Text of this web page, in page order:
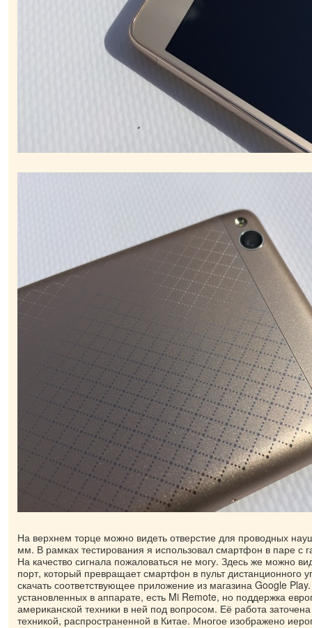
На верхнем торце можно видеть отверстие для проводных
мм. В рамках тестирования я использовал смартфон в паре с
На качество сигнала пожаловаться не могу. Здесь же можно
порт, который превращает смартфон в пульт дистанционного
скачать соответствующее приложение из магазина Google
установленных в аппарате, есть Mi Remote, но поддержка
американской техники в ней под вопросом. Её работа
техникой, распространенной в Китае. Многое изображено